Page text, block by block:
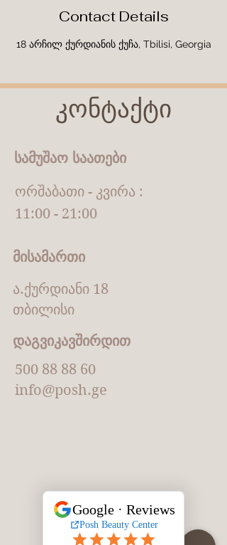
Contact Details
18 არჩილ ქურდიანის ქუჩა, Tbilisi, Georgia
კონტაქტი
სამუშაო საათები
ორშაბათი - კვირა :
11:00 - 21:00
მისამართი
ა.ქურდიანი 18
თბილისი
დაგვიკავშირდით
500 88 88 60
info@posh.ge